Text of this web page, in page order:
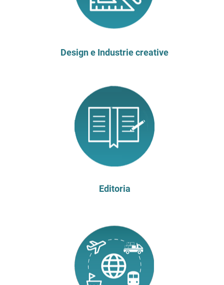
Design e Industrie creative
Editoria